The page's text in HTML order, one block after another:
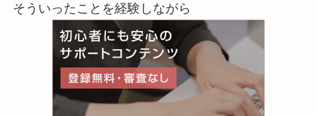
そういったことを経験しながら